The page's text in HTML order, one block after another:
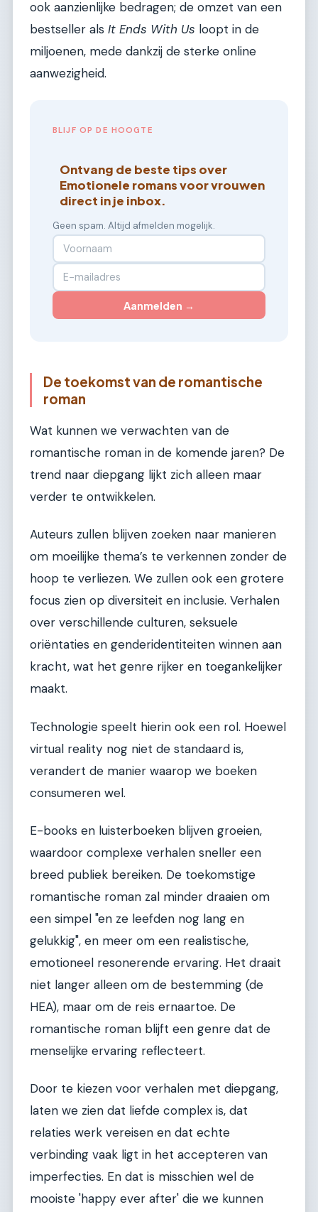
ook aanzienlijke bedragen; de omzet van een
bestseller als It Ends With Us loopt in de
miljoenen, mede dankzij de sterke online
aanwezigheid.
BLIJF OP DE HOOGTE
Ontvang de beste tips over
Emotionele romans voor vrouwen
direct in je inbox.
Geen spam. Altijd afmelden mogelijk.
Aanmelden →
De toekomst van de romantische
roman
Wat kunnen we verwachten van de
romantische roman in de komende jaren? De
trend naar diepgang lijkt zich alleen maar
verder te ontwikkelen.
Auteurs zullen blijven zoeken naar manieren
om moeilijke thema’s te verkennen zonder de
hoop te verliezen. We zullen ook een grotere
focus zien op diversiteit en inclusie. Verhalen
over verschillende culturen, seksuele
oriëntaties en genderidentiteiten winnen aan
kracht, wat het genre rijker en toegankelijker
maakt.
Technologie speelt hierin ook een rol. Hoewel
virtual reality nog niet de standaard is,
verandert de manier waarop we boeken
consumeren wel.
E-books en luisterboeken blijven groeien,
waardoor complexe verhalen sneller een
breed publiek bereiken. De toekomstige
romantische roman zal minder draaien om
een simpel "en ze leefden nog lang en
gelukkig", en meer om een realistische,
emotioneel resonerende ervaring. Het draait
niet langer alleen om de bestemming (de
HEA), maar om de reis ernaartoe. De
romantische roman blijft een genre dat de
menselijke ervaring reflecteert.
Door te kiezen voor verhalen met diepgang,
laten we zien dat liefde complex is, dat
relaties werk vereisen en dat echte
verbinding vaak ligt in het accepteren van
imperfecties. En dat is misschien wel de
mooiste 'happy ever after' die we kunnen